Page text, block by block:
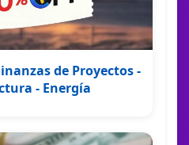
de Proyectos -
- Energía